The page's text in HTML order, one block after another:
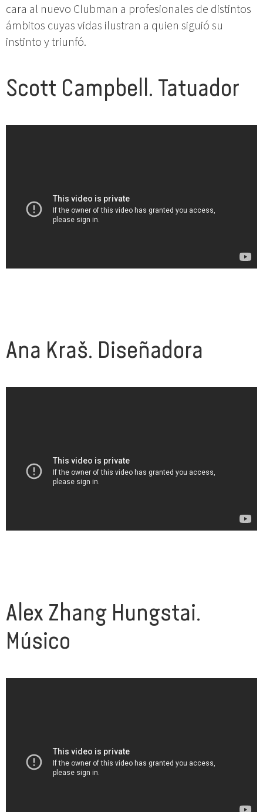
cara al nuevo Clubman a profesionales de distintos
ámbitos cuyas vidas ilustran a quien siguió su
instinto y triunfó.
Scott Campbell. Tatuador
Ana Kraš. Diseñadora
Alex Zhang Hungstai.
Músico